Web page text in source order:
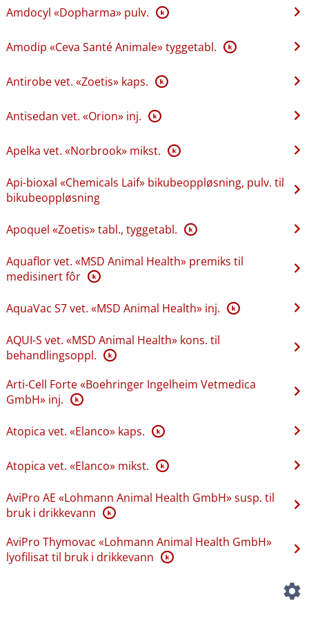
Amdocyl «Dopharma» pulv. K
Amodip «Ceva Santé Animale» tyggetabl. K
Antirobe vet. «Zoetis» kaps. K
Antisedan vet. «Orion» inj. K
Apelka vet. «Norbrook» mikst. K
Api-bioxal «Chemicals Laif» bikubeoppløsning, pulv. til
bikubeoppløsning
Apoquel «Zoetis» tabl., tyggetabl. K
Aquaflor vet. «MSD Animal Health» premiks til
medisinert fôr K
AquaVac S7 vet. «MSD Animal Health» inj. K
AQUI-S vet. «MSD Animal Health» kons. til
behandlingsoppl. K
Arti-Cell Forte «Boehringer Ingelheim Vetmedica
GmbH» inj. K
Atopica vet. «Elanco» kaps. K
Atopica vet. «Elanco» mikst. K
AviPro AE «Lohmann Animal Health GmbH» susp. til
bruk i drikkevann K
AviPro Thymovac «Lohmann Animal Health GmbH»
lyofilisat til bruk i drikkevann K